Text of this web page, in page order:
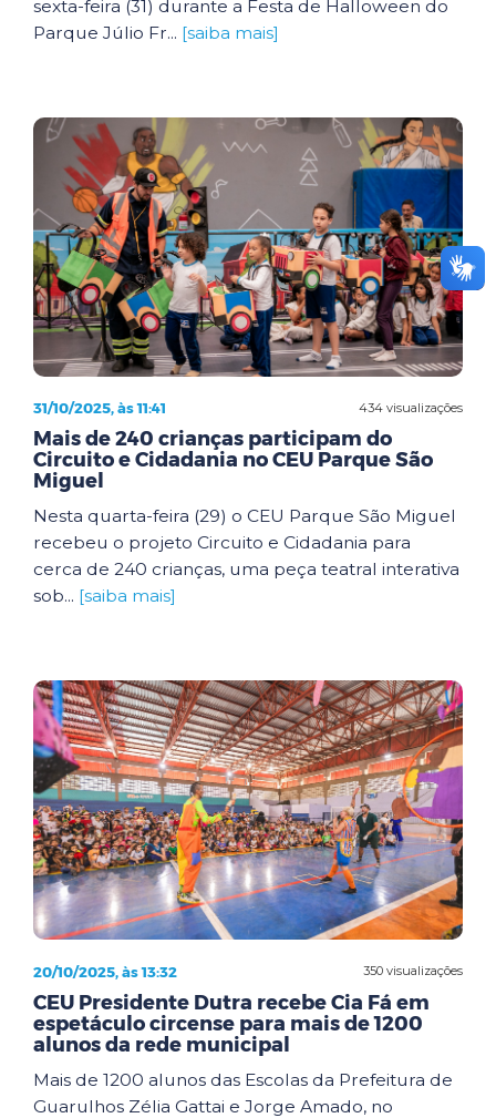
sexta-feira (31) durante a Festa de Halloween do
Parque Júlio Fr... [saiba mais]
434 visualizações
31/10/2025, às 11:41
Mais de 240 crianças participam do
Circuito e Cidadania no CEU Parque São
Miguel
Nesta quarta-feira (29) o CEU Parque São Miguel
recebeu o projeto Circuito e Cidadania para
cerca de 240 crianças, uma peça teatral interativa
sob... [saiba mais]
350 visualizações
20/10/2025, às 13:32
CEU Presidente Dutra recebe Cia Fá em
espetáculo circense para mais de 1200
alunos da rede municipal
Mais de 1200 alunos das Escolas da Prefeitura de
Guarulhos Zélia Gattai e Jorge Amado, no